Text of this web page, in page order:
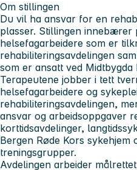
Om stillingen
Du vil ha ansvar for en
plasser. Stillingen
helsefagarbeidere som er
rehabiliteringsavdelingen
som er ansatt ved Midtbygda
Terapeutene jobber i tett
helsefagarbeidere og
rehabiliteringsavdelingen,
ansvar og arbeidsoppgaver
korttidsavdelinger,
Bergen Røde Kors
treningsgrupper.
Avdelingen arbeider